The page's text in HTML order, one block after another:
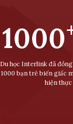
1000
Du học Interlink đã
1000 bạn trẻ biến giấc
hiện thực